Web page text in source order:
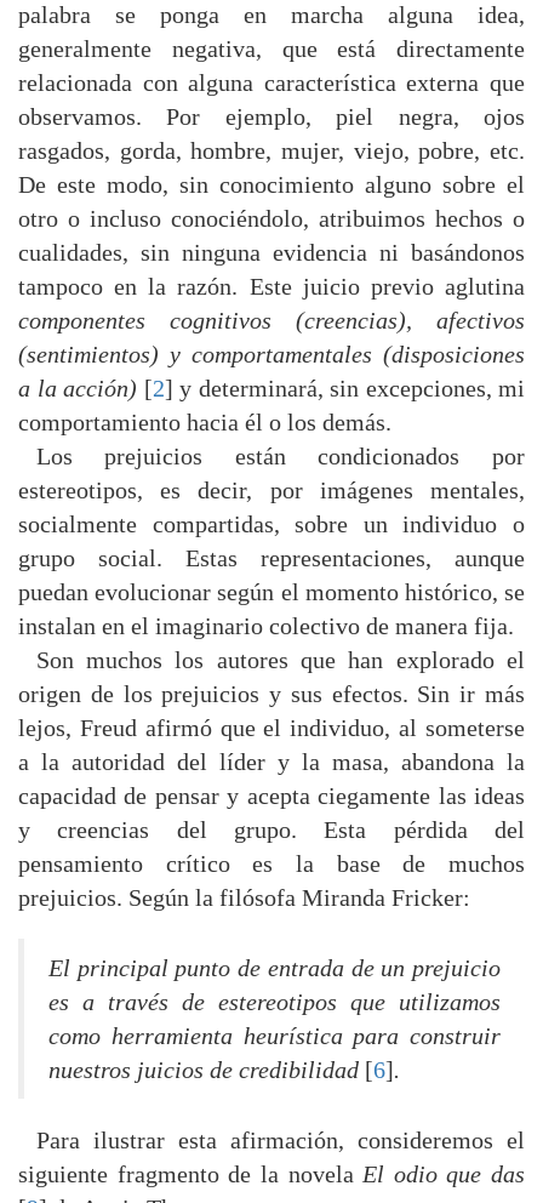
palabra se ponga en marcha alguna idea,
generalmente negativa, que está directamente
relacionada con alguna característica externa que
observamos. Por ejemplo, piel negra, ojos
rasgados, gorda, hombre, mujer, viejo, pobre, etc.
De este modo, sin conocimiento alguno sobre el
otro o incluso conociéndolo, atribuimos hechos o
cualidades, sin ninguna evidencia ni basándonos
tampoco en la razón. Este juicio previo aglutina
componentes cognitivos (creencias), afectivos
(sentimientos) y comportamentales (disposiciones
a la acción) [2] y determinará, sin excepciones, mi
comportamiento hacia él o los demás.
Los prejuicios están condicionados por
estereotipos, es decir, por imágenes mentales,
socialmente compartidas, sobre un individuo o
grupo social. Estas representaciones, aunque
puedan evolucionar según el momento histórico, se
instalan en el imaginario colectivo de manera fija.
Son muchos los autores que han explorado el
origen de los prejuicios y sus efectos. Sin ir más
lejos, Freud afirmó que el individuo, al someterse
a la autoridad del líder y la masa, abandona la
capacidad de pensar y acepta ciegamente las ideas
y creencias del grupo. Esta pérdida del
pensamiento crítico es la base de muchos
prejuicios. Según la filósofa Miranda Fricker:
El principal punto de entrada de un prejuicio
es a través de estereotipos que utilizamos
como herramienta heurística para construir
nuestros juicios de credibilidad [6].
Para ilustrar esta afirmación, consideremos el
siguiente fragmento de la novela El odio que das